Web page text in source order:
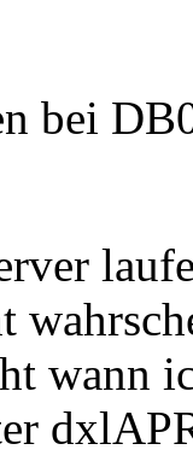
bei
wann